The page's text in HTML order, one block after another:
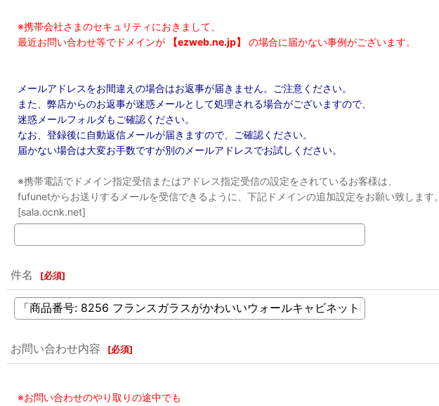
※携帯会社さまのセキュリティにおきまして、
最近お問い合わせ等でドメインが
【ezweb.ne.jp】 の場合に届かない事例がございます。
メールアドレスをお間違えの場合はお返事が届きません。ご注意ください。
また、弊店からのお返事が迷惑メールとして処理される場合がございますので、
迷惑メールフォルダもご確認ください。
なお、登録後に自動返信メールが届きますので、ご確認ください。
届かない場合は大変お手数ですが別のメールアドレスでお試しください。
※携帯電話でドメイン指定受信またはアドレス指定受信の設定をされているお客様は、
fufunetからお送りするメールを受信できるように、下記ドメインの追加設定をお願い致します。
[sala.ocnk.net]
件名 [必須]
お問い合わせ内容 [必須]
※お問い合わせのやり取りの途中でも